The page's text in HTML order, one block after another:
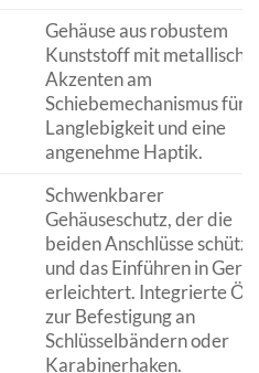
Gehäuse aus robustem
Kunststoff mit
Akzenten am
Schiebemechanismus für
Langlebigkeit und eine
angenehme Haptik.
Schwenkbarer
Gehäuseschutz, der die
beiden Anschlüsse schützt
und das Einführen in
erleichtert. Integrierte
zur Befestigung an
Schlüsselbändern oder
Karabinerhaken.